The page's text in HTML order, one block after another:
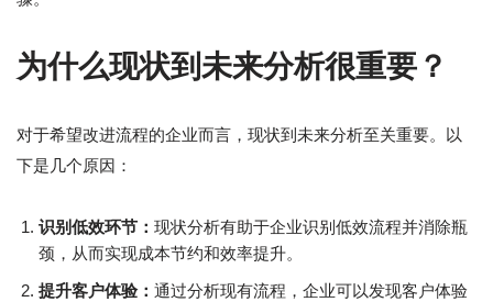
为什么现状到未来分析很重要？
对于希望改进流程的企业而言，现状到未来分析至关重要。以
下是几个原因：
识别低效环节： 现状分析有助于企业识别低效流程并消除瓶
颈，从而实现成本节约和效率提升。
提升客户体验： 通过分析现有流程，企业可以发现客户体验